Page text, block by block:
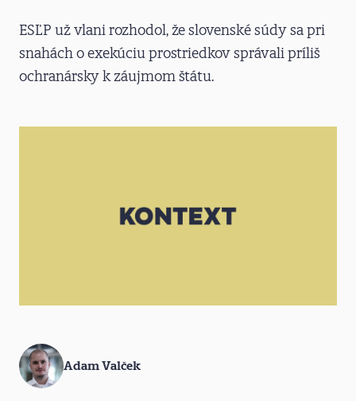
ESĽP už vlani rozhodol, že slovenské súdy sa pri
snahách o exekúciu prostriedkov správali príliš
ochranársky k záujmom štátu.
Adam Valček